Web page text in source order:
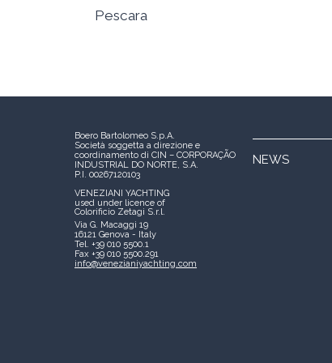
Pescara
Boero Bartolomeo S.p.A.
Società soggetta a direzione e
coordinamento di CIN – CORPORAÇÃO
INDUSTRIAL DO NORTE, S.A.
P.I. 00267120103
VENEZIANI YACHTING
used under licence of
Colorificio Zetagi S.r.l.
Via G. Macaggi 19
16121 Genova - Italy
Tel. +39 010 5500.1
Fax +39 010 5500.291
info@venezianiyachting.com
NEWS